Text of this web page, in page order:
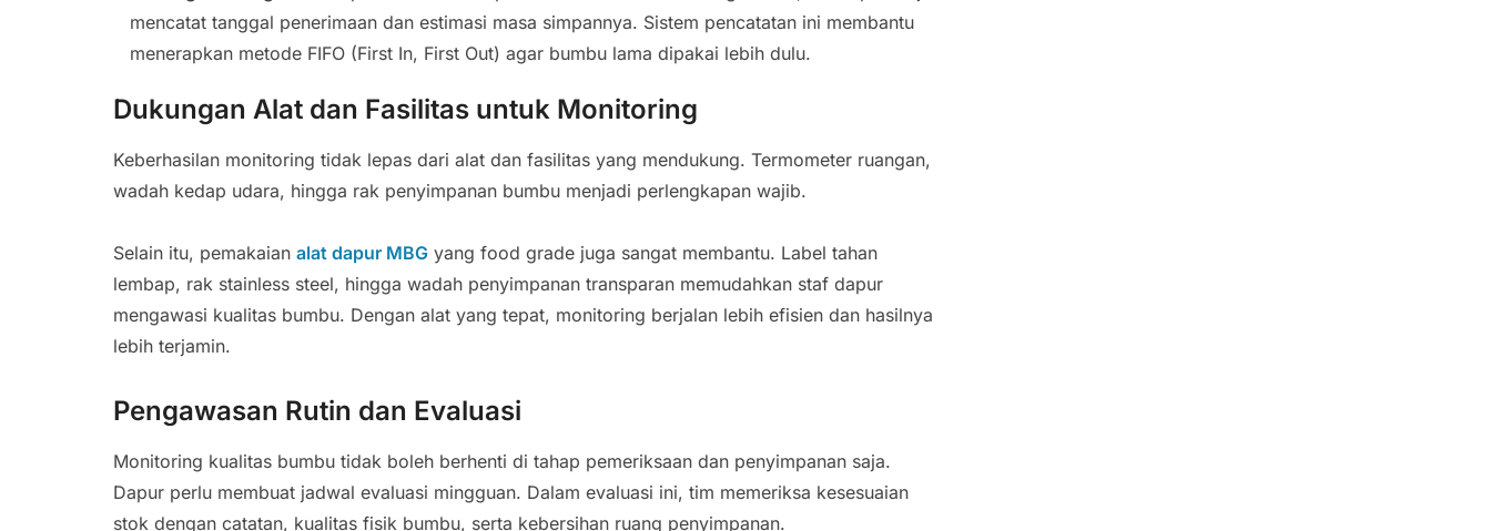
mencatat tanggal penerimaan dan estimasi masa simpannya. Sistem pencatatan ini membantu
menerapkan metode FIFO (First In, First Out) agar bumbu lama dipakai lebih dulu.
Dukungan Alat dan Fasilitas untuk Monitoring
Keberhasilan monitoring tidak lepas dari alat dan fasilitas yang mendukung. Termometer ruangan,
wadah kedap udara, hingga rak penyimpanan bumbu menjadi perlengkapan wajib.
Selain itu, pemakaian alat dapur MBG yang food grade juga sangat membantu. Label tahan
lembap, rak stainless steel, hingga wadah penyimpanan transparan memudahkan staf dapur
mengawasi kualitas bumbu. Dengan alat yang tepat, monitoring berjalan lebih efisien dan hasilnya
lebih terjamin.
Pengawasan Rutin dan Evaluasi
Monitoring kualitas bumbu tidak boleh berhenti di tahap pemeriksaan dan penyimpanan saja.
Dapur perlu membuat jadwal evaluasi mingguan. Dalam evaluasi ini, tim memeriksa kesesuaian
stok dengan catatan, kualitas fisik bumbu, serta kebersihan ruang penyimpanan.